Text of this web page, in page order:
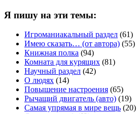
Я пишу на эти темы:
Игроманиакальный раздел (61)
Имею сказать… (от автора) (55)
Книжная полка (94)
Комната для курящих (81)
Научный раздел (42)
О людях (14)
Повышение настроения (65)
Рычащий двигатель (авто) (19)
Самая упрямая в мире вещь (20)